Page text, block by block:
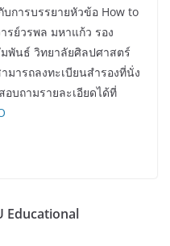
การบรรยายหัวข้อ How to
รย์วรพล มหาแก้ว รอง
พันธ์ วิทยาลัยศิลปศาสตร์
มารถลงทะเบียนสำรองที่นั่ง
บถามรายละเอียดได้ที่
Educational